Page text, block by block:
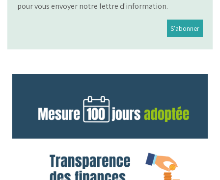
pour vous envoyer notre lettre d'information.